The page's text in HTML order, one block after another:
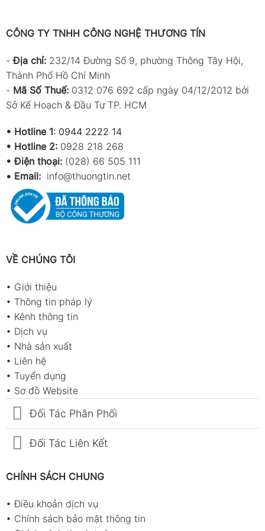
Chiều dài
1,4 m
Chiều dài
thân đầu
dò
130 mm
đầu dò
Màu sắc Đen / Cam
Ứng dụng sản phẩm
Đánh giá chất lượng không khí trong nhà
(IAQ) tại văn phòng, tòa nhà
việc, phòng họp, phòng kín
máy, khu vực sản xuất
Ứng dụng trong kho lưu trữ, kho lạnh cần
kiểm soát nhiệt độ và độ ẩm
Theo dõi điều kiện môi trường trong phòng
Đánh giá hiệu quả hệ thống thông gió và
điều hòa không khí (HVAC)
Phân tích xu hướng thay đổi chất lượng
không khí theo thời gian
Hỗ trợ cải thiện môi trường làm việc, nâng
Đầu dò CO₂ kèm cảm biến nhiệt độ và độ
ẩm
CÔNG TY TNHH CÔNG NGHỆ THƯƠNG TÍN
-Địa chỉ: 232/14 Đường Số 9, phường Thông Tây Hội,
Thành Phố Hồ Chí Minh
- Mã Số Thuế: 0312 076 692 cấp ngày 04/12/2012 bởi
Sở Kế Hoạch & Đầu Tư TP. HCM
• Hotline 1: 0944 2222 14
• Hotline 2: 0928 218 268
• Điện thoại: (028) 66 505 111
• Email: info@thuongtin.net
VỀ CHÚNG TÔI
• Giới thiệu
• Thông tin pháp lý
• Kênh thông tin
• Dịch vụ
• Nhà sản xuất
• Liên hệ
• Tuyển dụng
• Sơ đồ Website
Đối Tác Phân Phối
Đối Tác Liên Kết
CHÍNH SÁCH CHUNG
•Điều khoản dịch vụ
• Chính sách bảo mật thông tin